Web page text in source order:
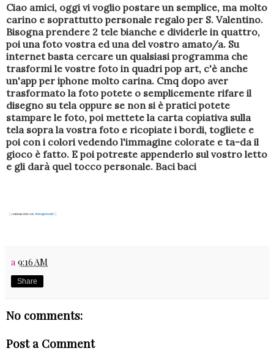
Ciao amici, oggi vi voglio postare un semplice, ma molto
carino e soprattutto personale regalo per S. Valentino.
Bisogna prendere 2 tele bianche e dividerle in quattro,
poi una foto vostra ed una del vostro amato/a. Su
internet basta cercare un qualsiasi programma che
trasformi le vostre foto in quadri pop art, c'è anche
un'app per iphone molto carina. Cmq dopo aver
trasformato la foto potete o semplicemente rifare il
disegno su tela oppure se non si è pratici potete
stampare le foto, poi mettete la carta copiativa sulla
tela sopra la vostra foto e ricopiate i bordi, togliete e
poi con i colori vedendo l'immagine colorate e ta-da il
gioco è fatto. E poi potreste appenderlo sul vostro letto
e gli darà quel tocco personale. Baci baci
a 9:16 AM
Share
No comments:
Post a Comment